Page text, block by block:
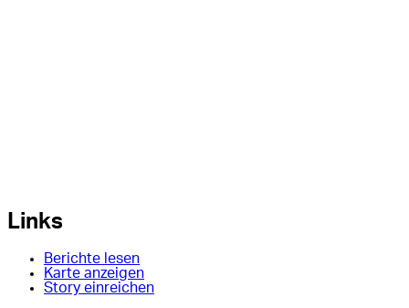
Links
Berichte lesen
Karte anzeigen
Story einreichen